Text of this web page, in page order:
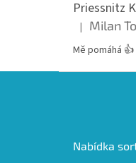
Hodnocení
| Milan
Mě pomáhá 👍
Nabídka